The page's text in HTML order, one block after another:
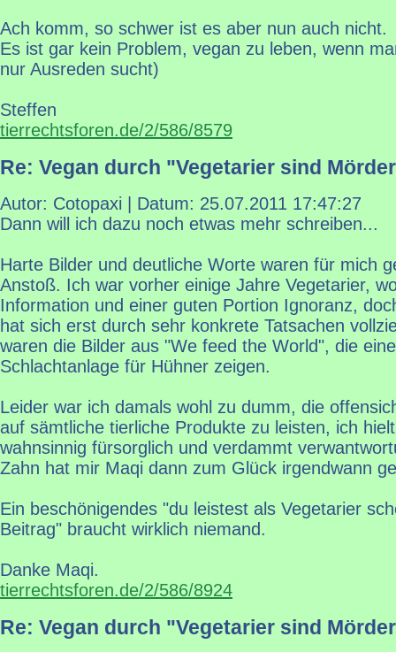
Ach komm, so schwer ist es aber nun auch nicht.
Es ist gar kein Problem, vegan zu leben, wenn
nur Ausreden sucht)
Steffen
tierrechtsforen.de/2/586/8579
Re: Vegan durch "Vegetarier sind
Autor: Cotopaxi | Datum: 25.07.2011 17:47:27
Dann will ich dazu noch etwas mehr schreiben...
Harte Bilder und deutliche Worte waren für mich
Anstoß. Ich war vorher einige Jahre Vegetarier,
Information und einer guten Portion Ignoranz,
hat sich erst durch sehr konkrete Tatsachen
waren die Bilder aus "We feed the World", die
Schlachtanlage für Hühner zeigen.
Leider war ich damals wohl zu dumm, die
auf sämtliche tierliche Produkte zu leisten, ich
wahnsinnig fürsorglich und verdammt
Zahn hat mir Maqi dann zum Glück irgendwann
Ein beschönigendes "du leistest als Vegetarier
Beitrag" braucht wirklich niemand.
Danke Maqi.
tierrechtsforen.de/2/586/8924
Re: Vegan durch "Vegetarier sind